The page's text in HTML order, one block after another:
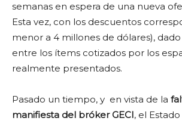
semanas en espera de una nueva
Esta vez, con los descuentos
menor a 4 millones de dólares),
entre los ítems cotizados por los
realmente presentados.
Pasado un tiempo, y en vista de la
manifiesta del bróker GECI, el